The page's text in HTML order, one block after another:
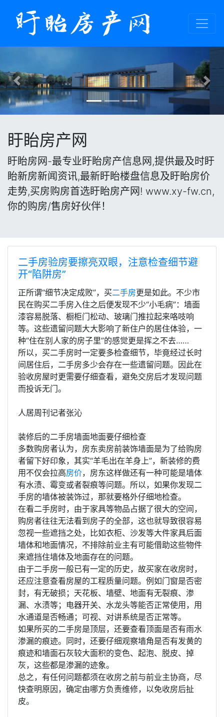
Previous
盱眙房产网
盱眙房网-最专业盱眙房产信息网,提供最及时盱
眙新房新闻资讯,最新盱眙楼盘信息及盱眙房价
走势,买房购房首选盱眙房产网! www.xy-fw.cn,
你的购房/售房好伙伴！
二手房验房要擦亮双眼，注意检查细节避
开“陷阱房”
正所谓“细节决定成败”，买二手房更是如此。不少市
民在购买二手房入住之后便发现不少“小毛病”：墙面
漆容易脱落、橱柜门松动、玻璃门推拉起来咯吱响
等。这些遗留问题大大影响了新住户的居住体验，一
种“住在别人家的房子里”的感觉更是挥之不去……
所以，买二手房时一定要多检查细节，毕竟经过长时
间居住后，二手房多少会存在一些遗留问题。因此在
验收房屋时更需要仔细查看，避免交房后才发现问题
而投诉无门。
人居周刊记者张沁
装修后的二手房墙面地面要仔细检查
多数购房者认为，房东卖房前装饰墙面是为了给购房
者留下好印象，其实“羊毛出在羊身上”，新装修的费
用不仅会拉高房价，房东这样做还有一种可能是墙体
有水渍、霉变或者裂痕等问题。所以，如果你发现二
手房的墙体被装饰过，那就要格外仔细地检查。
在看二手房时，由于家具等物品占据了很大的空间，
购房者往往无法看到房子的全部，这也就导致很容易
忽视一些遮挡之处，比如衣柜、沙发等大件家具后面
墙体和地面情况，不排除前业主有可能借助这些物件
来遮挡住墙体及地面存在的问题。
由于二手房一般已有一定的历史，故买家在收房时，
还应注意查看房屋的工程质量问题。例如门窗是否密
封，有无破损；天花板、墙壁、地面有无裂痕、渗
漏、水渍等；电器开关、水龙头等能否正常使用，用
水通道是否畅通；可视、对讲系统是否正常等。
如果所买的二手房是顶层，还要查看顶面是否有雨水
渗漏的痕迹。同时，还要仔细观察墙角是否有发黄的
痕迹和墙面石灰较大面积的变色、起泡、脱皮、掉
灰，这些都是渗漏的迹象。
总之，有任何问题都须在收房之前与前业主协商，尽
快查明原因，确定由哪方负责维修，以免收房后扯
皮。